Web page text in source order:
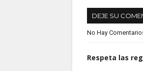
DEJE SU
No Hay
Respeta las